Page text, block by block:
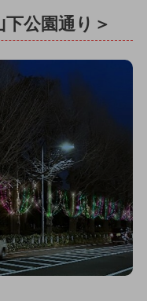
公園通り＞